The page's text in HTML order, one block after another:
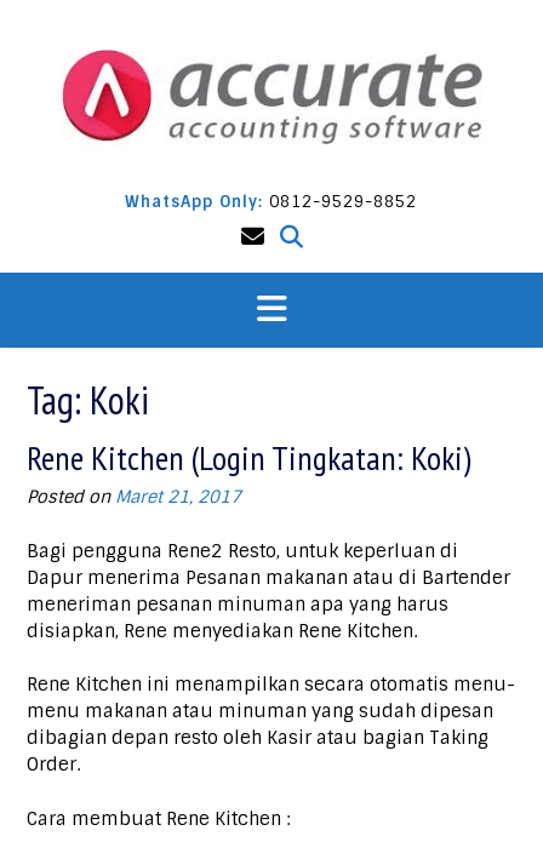
WhatsApp Only: 0812-9529-8852
Tag: Koki
Rene Kitchen (Login Tingkatan: Koki)
Posted on Maret 21, 2017
Bagi pengguna Rene2 Resto, untuk keperluan di
Dapur menerima Pesanan makanan atau di Bartender
meneriman pesanan minuman apa yang harus
disiapkan, Rene menyediakan Rene Kitchen.
Rene Kitchen ini menampilkan secara otomatis menu-
menu makanan atau minuman yang sudah dipesan
dibagian depan resto oleh Kasir atau bagian Taking
Order.
Cara membuat Rene Kitchen :